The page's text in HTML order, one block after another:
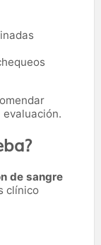
de sangre
clínico